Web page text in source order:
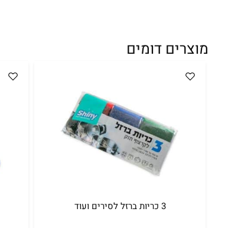
מוצרים דומים
3 כריות ברזל לסירים ועוד